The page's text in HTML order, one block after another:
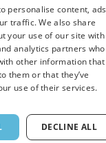
VANESSA JOY
personalise content, ads
traffic. We also share
your use of our site with
analytics partners who
other information that
them or that they’ve
use of their services.
DECLINE ALL